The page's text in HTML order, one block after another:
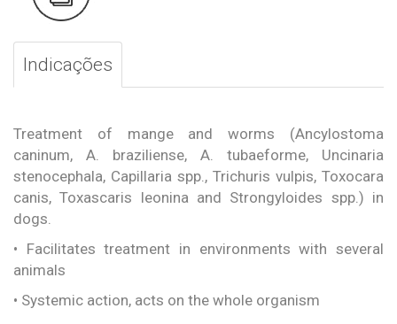
Indicações
Treatment of mange and worms (Ancylostoma
caninum, A. braziliense, A. tubaeforme, Uncinaria
stenocephala, Capillaria spp., Trichuris vulpis, Toxocara
canis, Toxascaris leonina and Strongyloides spp.) in
dogs.
• Facilitates treatment in environments with several
animals
• Systemic action, acts on the whole organism